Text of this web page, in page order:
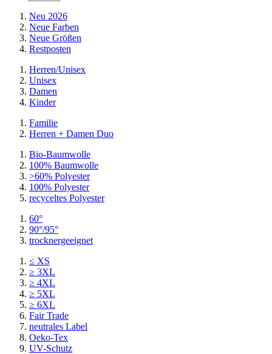
Neu 2026
Neue Farben
Neue Größen
Restposten
Herren/Unisex
Unisex
Damen
Kinder
Familie
Herren + Damen Duo
Bio-Baumwolle
100% Baumwolle
>60% Polyester
100% Polyester
recyceltes Polyester
60°
90°/95°
trocknergeeignet
≤ XS
≥ 3XL
≥ 4XL
≥ 5XL
≥ 6XL
Fair Trade
neutrales Label
Oeko-Tex
UV-Schutz